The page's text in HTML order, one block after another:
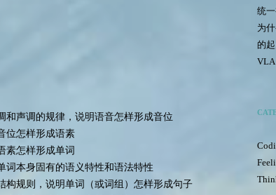
和声调的规律，说明语音怎样形成音位
位怎样形成语素
素怎样形成单词
词本身固有的语义特性和语法特性
构规则，说明单词（或词组）怎样形成句子
统
为
的
VLA